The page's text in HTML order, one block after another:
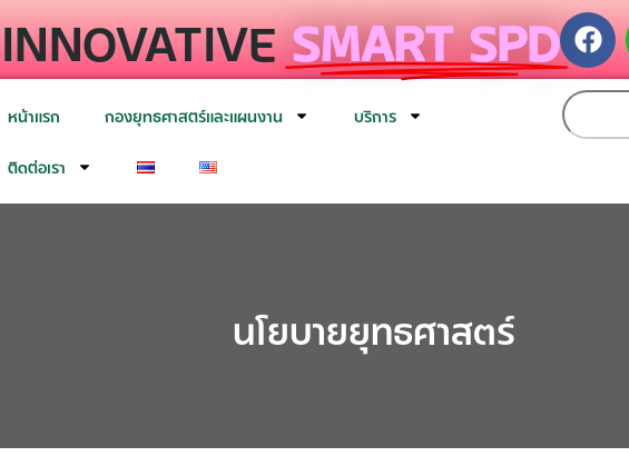
INNOVATIVE SMART SPD
หน้าแรก กองยุทธศาสตร์และแผนงาน บริการ
ติดต่อเรา
นโยบายยุทธศาสตร์